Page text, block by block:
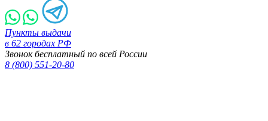
Пункты выдачи
в 62 городах РФ
Звонок бесплатный по всей России
8 (800) 551-20-80